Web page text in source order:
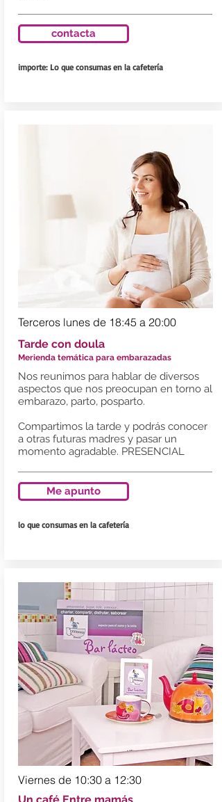
contacta
importe: Lo que consumas en la cafetería
Terceros lunes de 18:45 a 20:00
Tarde con doula
Merienda temática para embarazadas
Nos reunimos para hablar de diversos
aspectos que nos preocupan en torno al
embarazo, parto, posparto.
Compartimos la tarde y podrás conocer
a otras futuras madres y pasar un
momento agradable. PRESENCIAL
Me apunto
lo que consumas en la cafetería
Viernes de 10:30 a 12:30